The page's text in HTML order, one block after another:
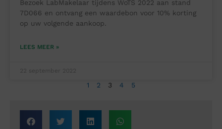
Bezoek LabMakelaar tijdens WoTS 2022 aan stand
7D066 en ontvang een waardebon voor 10% korting
op uw volgende aankoop.
LEES MEER »
22 september 2022
1 2 3 4 5